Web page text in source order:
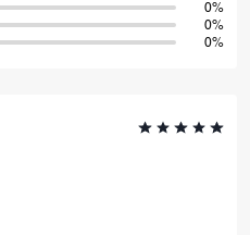
0%
0%
0%